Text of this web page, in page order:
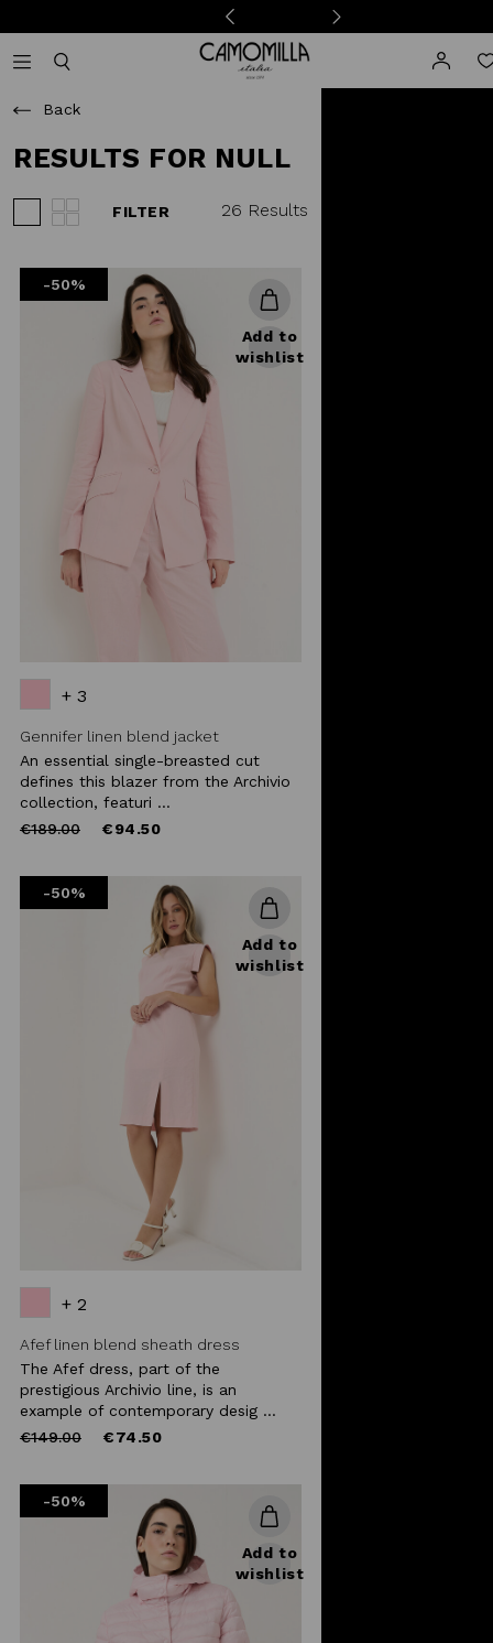
Camomilla Italia®
Back
RESULTS FOR NULL
FILTER 26 Results
-50%
Add to
wishlist
+ 3
Gennifer linen blend jacket
An essential single-breasted cut
defines this blazer from the Archivio
collection, featuri ...
Price
€189.00to €94.50
-50%
Add to
wishlist
+ 2
Afef linen blend sheath dress
The Afef dress, part of the
prestigious Archivio line, is an
example of contemporary desig ...
Price
€149.00to €74.50
-50%
Add to
wishlist